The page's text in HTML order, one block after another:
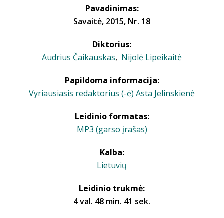
Pavadinimas:
Savaitė, 2015, Nr. 18
Diktorius:
Audrius Čaikauskas, Nijolė Lipeikaitė
Papildoma informacija:
Vyriausiasis redaktorius (-ė) Asta Jelinskienė
Leidinio formatas:
MP3 (garso įrašas)
Kalba:
Lietuvių
Leidinio trukmė:
4 val. 48 min. 41 sek.